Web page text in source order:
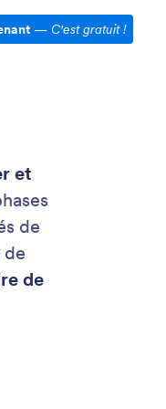
— C'est gratuit !
et
de
de